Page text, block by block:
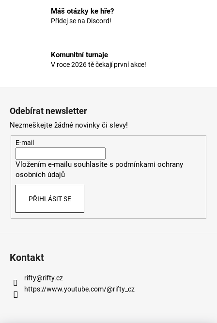
r
v
ý
p
Máš otázky ke hře?
Přidej se na Discord!
Komunitní turnaje
V roce 2026 tě čekají první akce!
Odebírat newsletter
Nezmeškejte žádné novinky či slevy!
E-mail
Vložením e-mailu souhlasíte s podmínkami ochrany
osobních údajů
PŘIHLÁSIT SE
Kontakt
rifty@rifty.cz
https://www.youtube.com/@rifty_cz